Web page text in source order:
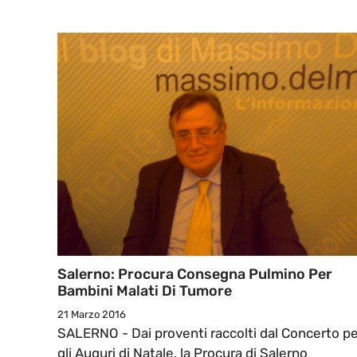
Salerno: Procura Consegna Pulmino Per
Bambini Malati Di Tumore
21 Marzo 2016
SALERNO - Dai proventi raccolti dal Concerto
gli Auguri di Natale, la Procura di Salerno